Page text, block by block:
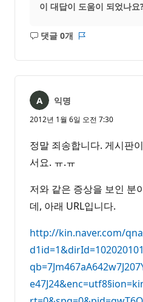
이 대답이 도움이 되었나요
댓글 0개
설
음
익명
2012년 1월 6일 오전 7:30
정말 죄송합니다. 게시판
서요. ㅠ.ㅠ
저와 같은 증상을 보인 분
데, 아래 URL입니다.
http://kin.naver.com/